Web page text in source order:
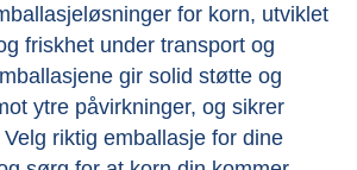
for korn, utviklet
friskhet under transport og
gir solid støtte og
ytre påvirkninger, og sikrer
riktig emballasje for dine